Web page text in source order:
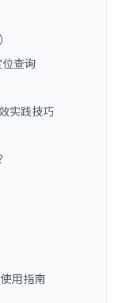
查询
实践技巧
用指南